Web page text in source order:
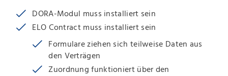
DORA-Modul muss installiert sein
ELO Contract muss installiert sein
Formulare ziehen sich teilweise Daten aus
den Verträgen
Zuordnung funktioniert über den